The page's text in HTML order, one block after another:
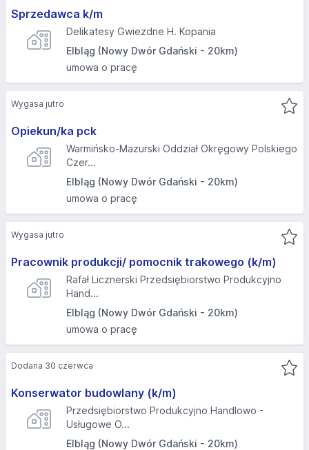
Sprzedawca k/m
Delikatesy Gwiezdne H. Kopania
Elbląg (Nowy Dwór Gdański - 20km)
umowa o pracę
Opiekun/ka pck
Warmińsko-Mazurski Oddział Okręgowy Polskiego
Czer...
Elbląg (Nowy Dwór Gdański - 20km)
umowa o pracę
Wygasa jutro
Pracownik produkcji/ pomocnik trakowego (k/m)
Rafał Licznerski Przedsiębiorstwo Produkcyjno
Hand...
Elbląg (Nowy Dwór Gdański - 20km)
umowa o pracę
Wygasa jutro
Konserwator budowlany (k/m)
Przedsiębiorstwo Produkcyjno Handlowo -
Usługowe O...
Elbląg (Nowy Dwór Gdański - 20km)
Dodana 30 czerwca